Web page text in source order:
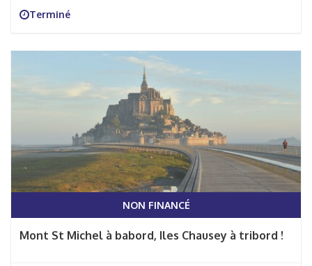
Terminé
NON FINANCÉ
Mont St Michel à babord, Iles Chausey à tribord !